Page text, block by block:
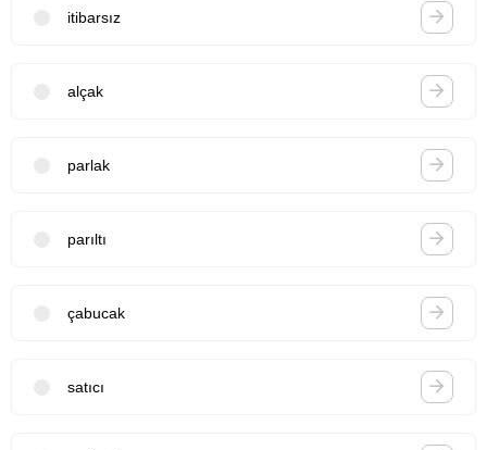
itibarsız
alçak
parlak
parıltı
çabucak
satıcı